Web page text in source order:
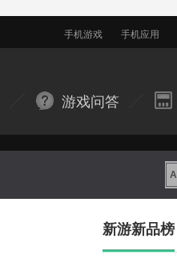
手机游戏 手机应用
游戏问答
新游新品榜